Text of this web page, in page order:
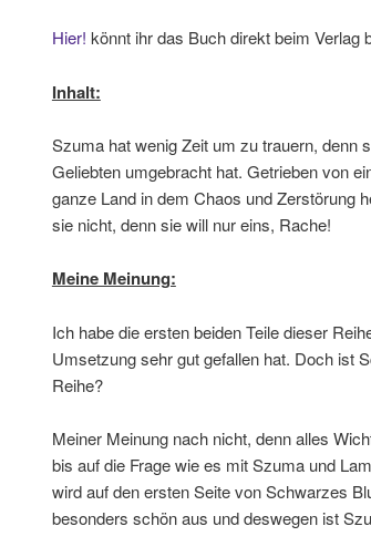
Hier! könnt ihr das Buch direkt beim Verlag
Inhalt:
Szuma hat wenig Zeit um zu trauern, denn
Geliebten umgebracht hat. Getrieben von
ganze Land in dem Chaos und Zerstörung
sie nicht, denn sie will nur eins, Rache!
Meine Meinung:
Ich habe die ersten beiden Teile dieser
Umsetzung sehr gut gefallen hat. Doch ist
Reihe?
Meiner Meinung nach nicht, denn alles
bis auf die Frage wie es mit Szuma und
wird auf den ersten Seite von Schwarzes
besonders schön aus und deswegen ist